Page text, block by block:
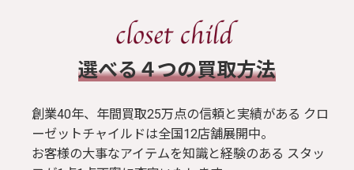
ブラウス / シャツ
トップス
​選べる４つの買取方法
創業40年、年間買取25万点の信頼と実績がある クロ
ーゼットチャイルドは全国12店舗展開中。
お客様の大事なアイテムを知識と経験のある スタッ